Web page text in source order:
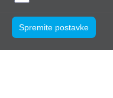
Spremite postavke